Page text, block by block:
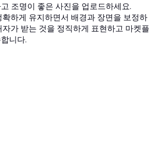
조명이 좋은 사진을 업로드하세요.
하게 유지하면서 배경과 장면을 보정하
가 받는 것을 정직하게 표현하고 마켓플
니다.